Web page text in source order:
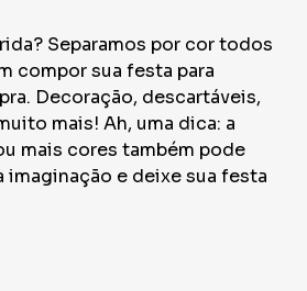
Separamos por cor todos
compor sua festa para
Decoração, descartáveis,
mais! Ah, uma dica: a
mais cores também pode
imaginação e deixe sua festa